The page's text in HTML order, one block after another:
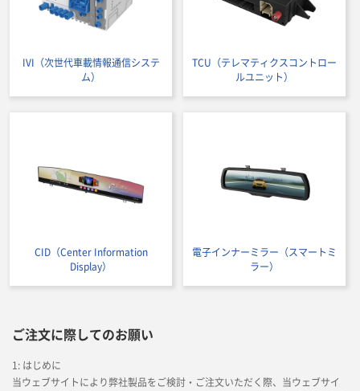
IVI（次世代車載情報通信システ
ム）
TCU（テレマティクスコントロー
ルユニット）
CID（Center Information
Display）
電子インナーミラー（スマートミ
ラー）
ご注文に際してのお願い
1: はじめに
当ウェブサイトにより弊社製品をご検討・ご注文いただく際、当ウェブサイ